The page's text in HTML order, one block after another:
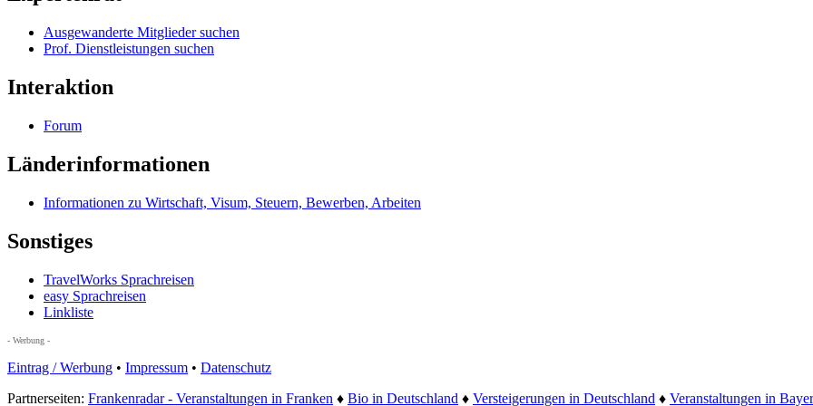
Ausgewanderte Mitglieder suchen
Prof. Dienstleistungen suchen
Interaktion
Forum
Länderinformationen
Informationen zu Wirtschaft, Visum, Steuern, Bewerben, Arbeiten
Sonstiges
TravelWorks Sprachreisen
easy Sprachreisen
Linkliste
- Werbung -
Eintrag / Werbung • Impressum • Datenschutz
Partnerseiten: Frankenradar - Veranstaltungen in Franken ♦ Bio in Deutschland ♦ Versteigerungen in Deutschland ♦ Veranstaltungen in